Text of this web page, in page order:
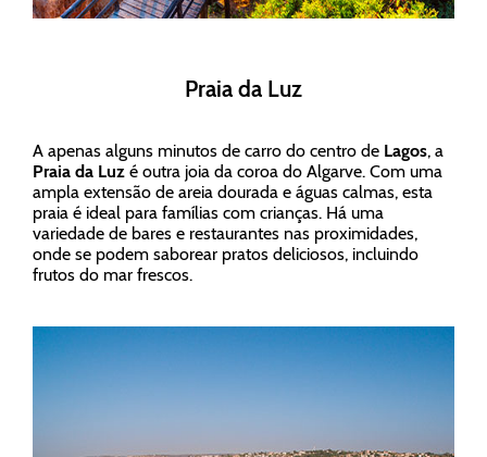
Praia da Luz
A apenas alguns minutos de carro do centro de Lagos, a
Praia da Luz é outra joia da coroa do Algarve. Com uma
ampla extensão de areia dourada e águas calmas, esta
praia é ideal para famílias com crianças. Há uma
variedade de bares e restaurantes nas proximidades,
onde se podem saborear pratos deliciosos, incluindo
frutos do mar frescos.